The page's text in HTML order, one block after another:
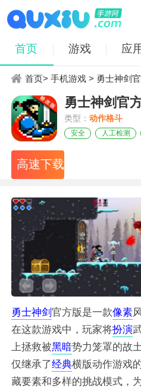
首页 游戏 应
首页>手机游戏 > 勇士神剑
勇士神剑官
类型：动作格斗
安全 人工检测
高速下载
勇士神剑官方版是一款像素
在这款游戏中，玩家将扮演
上拯救被黑暗势力笼罩的故
仅继承了经典横版动作游戏
藏要素和多样的挑战模式，